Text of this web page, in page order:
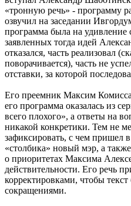
«тронную речь» - программу
озвучил на заседании
программа была на удивление
заявленных тогда идей
отказался, часть реализовал
поворачивается), часть не
отставки, за которой
Его преемник Максим
его программа оказалась из
всего плохого», а ответы на
никакой конкретики. Тем не
зафиксировать, с чем пришел
«столбика» новый мэр, а
о приоритетах Максима
действительности. Его речь
корректировками, чтобы
сокращениями.